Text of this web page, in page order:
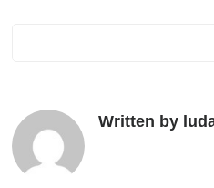
Written by